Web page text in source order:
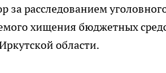
за расследованием
хищения бюджетных
области.